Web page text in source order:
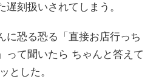
刻扱いされてしまう。
に恐る恐る「直接お店行っち
って聞いたら ちゃんと答えて
とした。